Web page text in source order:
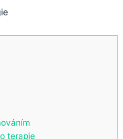
terapie